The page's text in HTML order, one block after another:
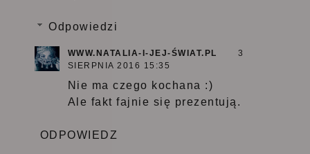
Odpowiedzi
WWW.NATALIA-I-JEJ-ŚWIAT.PL
3
SIERPNIA 2016 15:35
Nie ma czego kochana :)
Ale fakt fajnie się prezentują.
ODPOWIEDZ